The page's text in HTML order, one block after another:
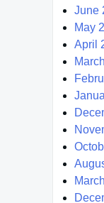
June
May
April